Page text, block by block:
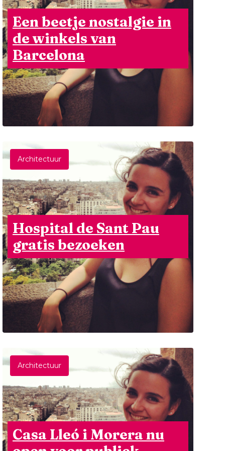
Een beetje nostalgie in
de winkels van
Barcelona
Architectuur
Hospital de Sant Pau
gratis bezoeken
Architectuur
Casa Lleó i Morera nu